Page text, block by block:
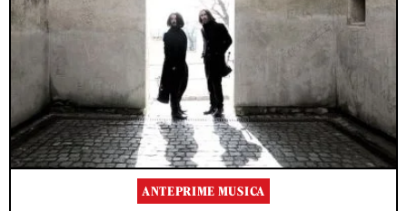
ANTEPRIME MUSICA